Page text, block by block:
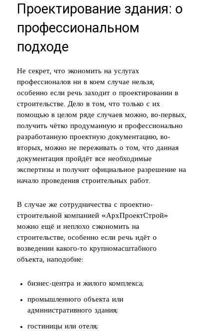
Проектирование здания: о
профессиональном
подходе
Не секрет, что экономить на услугах
профессионалов ни в коем случае нельзя,
особенно если речь заходит о проектировании в
строительстве. Дело в том, что только с их
помощью в целом ряде случаев можно, во-первых,
получить чётко продуманную и профессионально
разработанную проектную документацию, во-
вторых, можно не переживать о том, что данная
документация пройдёт все необходимые
экспертизы и получит официальное разрешение на
начало проведения строительных работ.
В случае же сотрудничества с проектно-
строительной компанией «АрхПроектСтрой»
можно ещё и неплохо сэкономить на
строительстве, особенно если речь идёт о
возведении какого-то крупномасштабного
объекта, наподобие:
бизнес-центра и жилого комплекса;
промышленного объекта или
административного здания;
гостиницы или отеля;